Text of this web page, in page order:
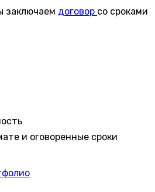
заключаем договор со сроками
и оговоренные сроки